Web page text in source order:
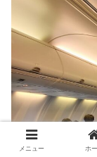
メニュー ホ